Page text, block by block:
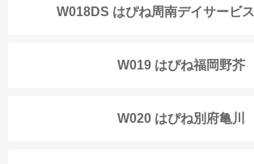
W018DS はぴね周南デイサービ
W019 はぴね福岡野芥
W020 はぴね別府亀川